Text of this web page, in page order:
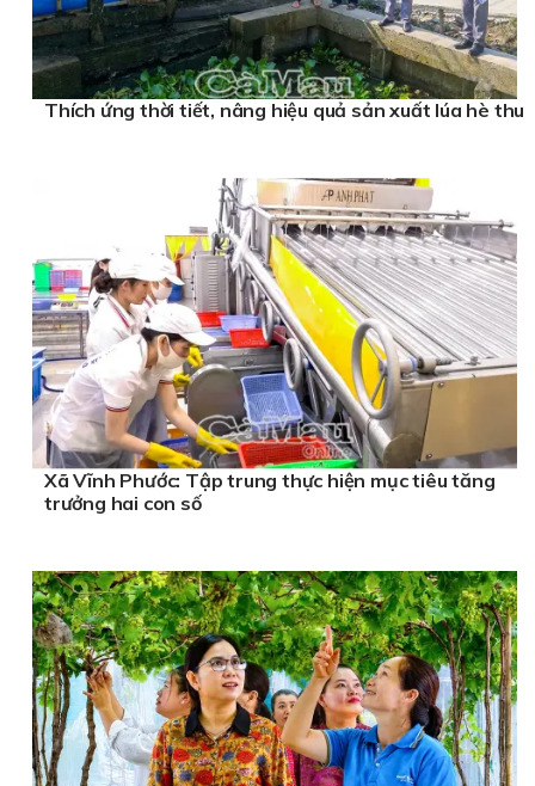
Thích ứng thời tiết, nâng hiệu quả sản xuất lúa hè thu
Xã Vĩnh Phước: Tập trung thực hiện mục tiêu tăng
trưởng hai con số